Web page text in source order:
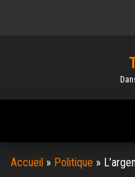
Accueil » Politique »